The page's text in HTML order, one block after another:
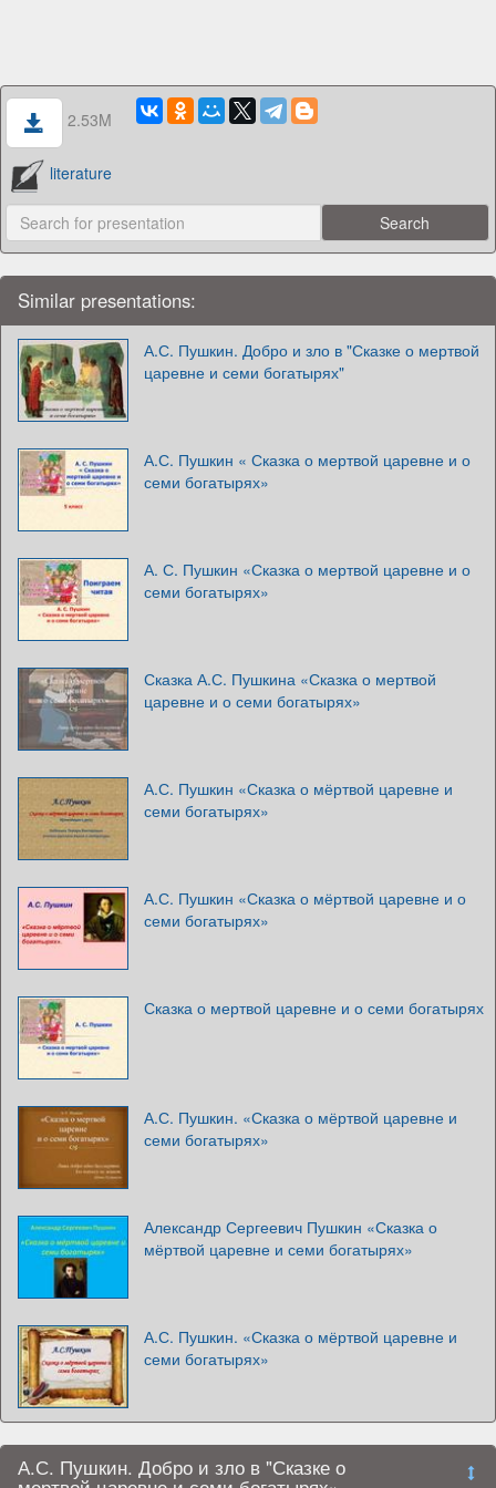
2.53M
literature
Similar presentations:
А.С. Пушкин. Добро и зло в "Сказке о мертвой
царевне и семи богатырях"
А.С. Пушкин « Сказка о мертвой царевне и о
семи богатырях»
А. С. Пушкин «Сказка о мертвой царевне и о
семи богатырях»
Сказка А.С. Пушкина «Сказка о мертвой
царевне и о семи богатырях»
А.С. Пушкин «Сказка о мёртвой царевне и
семи богатырях»
А.С. Пушкин «Сказка о мёртвой царевне и о
семи богатырях»
Сказка о мертвой царевне и о семи богатырях
А.С. Пушкин. «Сказка о мёртвой царевне и
семи богатырях»
Александр Сергеевич Пушкин «Сказка о
мёртвой царевне и семи богатырях»
А.С. Пушкин. «Сказка о мёртвой царевне и
семи богатырях»
А.С. Пушкин. Добро и зло в "Сказке о